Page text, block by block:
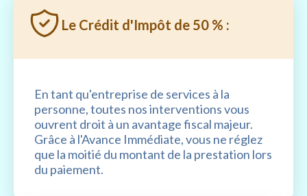
Le Crédit d'Impôt de 50 % :
En tant qu'entreprise de services à la
personne, toutes nos interventions vous
ouvrent droit à un avantage fiscal majeur.
Grâce à l'Avance Immédiate, vous ne réglez
que la moitié du montant de la prestation lors
du paiement.